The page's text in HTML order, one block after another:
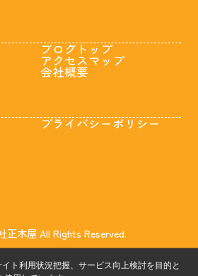
ブログトップ
アクセスマップ
会社概要
プライバシーポリシー
正木屋 All Rights Reserved.
ト利用状況把握、サービス向上検討を目的と